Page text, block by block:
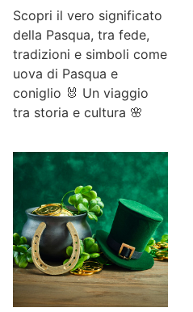
Scopri il vero significato
della Pasqua, tra fede,
tradizioni e simboli come
uova di Pasqua e
coniglio 🐰 Un viaggio
tra storia e cultura 🌸